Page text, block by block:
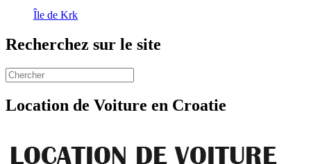
Île de Krk
Recherchez sur le site
Location de Voiture en Croatie